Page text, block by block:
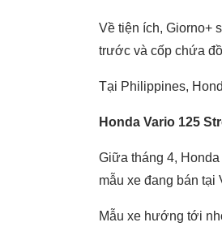
Về tiện ích, Giorno+
trước và cốp chứa
Tại Philippines,
Honda Vario 125
Giữa tháng 4,
mẫu xe đang bán tại
Mẫu xe hướng tới